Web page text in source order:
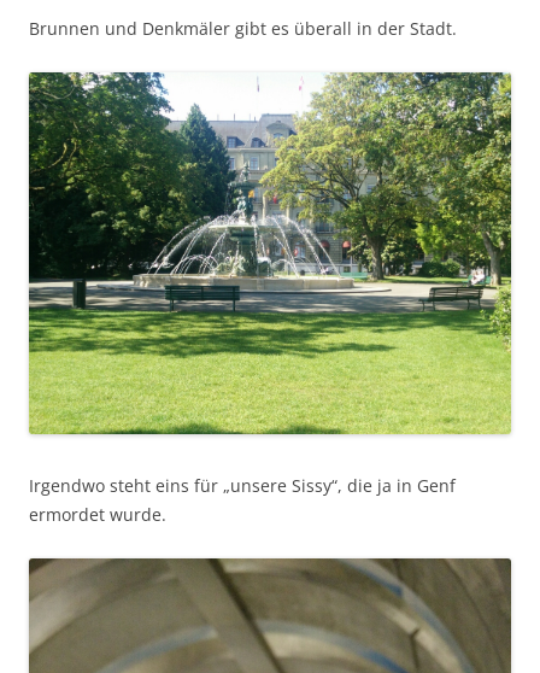
Brunnen und Denkmäler gibt es überall in der Stadt.
Irgendwo steht eins für „unsere Sissy“, die ja in Genf
ermordet wurde.